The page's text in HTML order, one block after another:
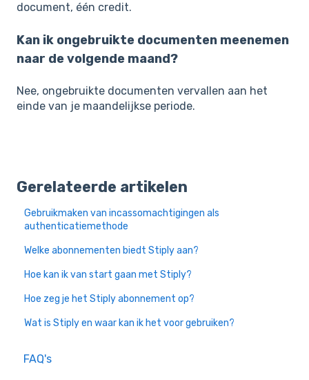
document, één credit.
Kan ik ongebruikte documenten meenemen
naar de volgende maand?
Nee, ongebruikte documenten vervallen aan het
einde van je maandelijkse periode.
Gerelateerde artikelen
Gebruikmaken van incassomachtigingen als
authenticatiemethode
Welke abonnementen biedt Stiply aan?
Hoe kan ik van start gaan met Stiply?
Hoe zeg je het Stiply abonnement op?
Wat is Stiply en waar kan ik het voor gebruiken?
FAQ's